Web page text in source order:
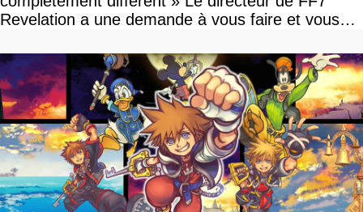
Revelation a une demande à vous faire et vous